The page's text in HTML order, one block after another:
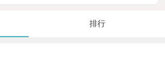
排行